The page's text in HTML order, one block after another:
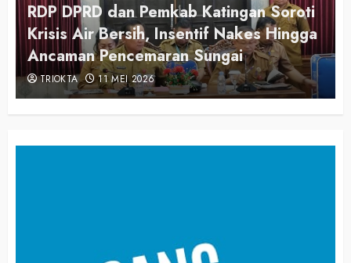
DPRD Katingan Apresiasi Langkah
Pemerintah Awasi Harga dan Kualitas
Pangan
TRIOKTA 3 MARET 2026